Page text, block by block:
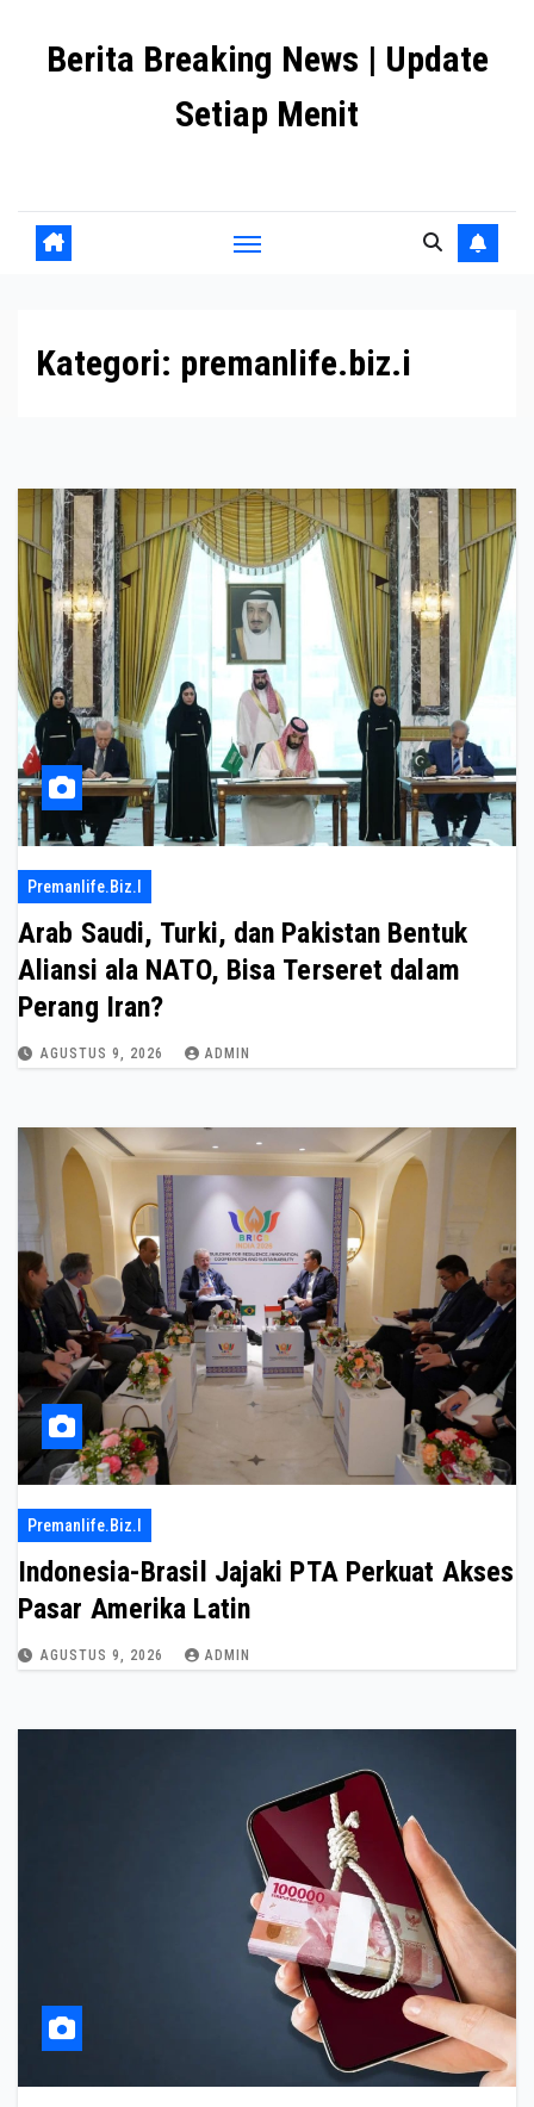
Berita Breaking News | Update
Setiap Menit
Kategori: premanlife.biz.i
Premanlife.biz.i
Arab Saudi, Turki, dan Pakistan Bentuk
Aliansi ala NATO, Bisa Terseret dalam
Perang Iran?
AGUSTUS 9, 2026 ADMIN
Premanlife.biz.i
Indonesia-Brasil Jajaki PTA Perkuat Akses
Pasar Amerika Latin
AGUSTUS 9, 2026 ADMIN